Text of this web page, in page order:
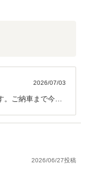
2026/07/03
。ご納車まで今し
2026/06/27投稿